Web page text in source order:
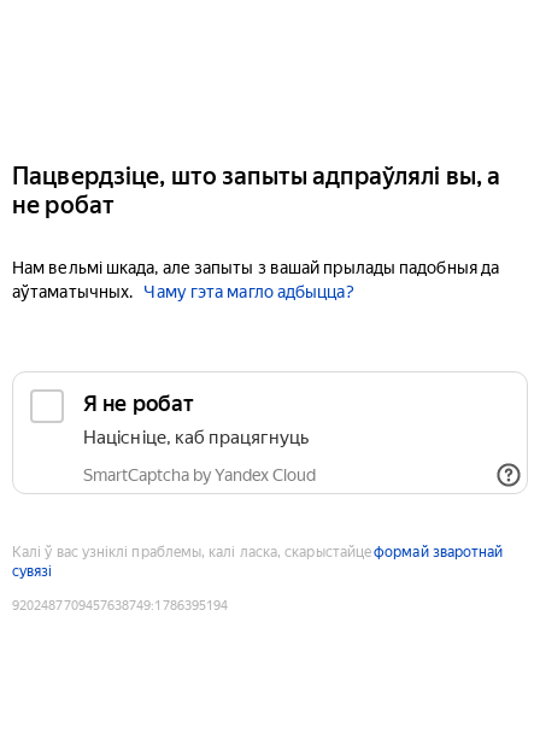
Пацвердзіце, што запыты адпраўлялі вы, а
не робат
Нам вельмі шкада, але запыты з вашай прылады падобныя да
аўтаматычных.
Чаму гэта магло адбыцца?
Я не робат
Націсніце, каб працягнуць
SmartCaptcha by Yandex Cloud
Калі ў вас узніклі праблемы, калі ласка, скарыстайцеформай зваротнай
сувязі
9202487709457638749:1786395194